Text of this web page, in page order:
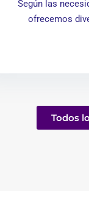
Según las
ofrecemos
Todos